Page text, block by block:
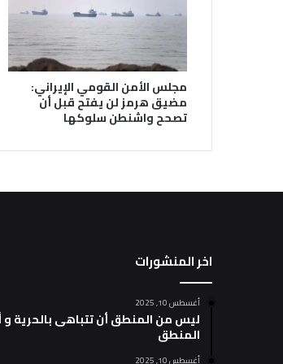
مجلس الأمن القومي الإيراني:
مضيق هرمز لن يفتح قبل أن
تصحح واشنطن سلوكها
اخر المنشورات
أغسطس 10, 2025
ليس من المنطق أن تتباهى بالحرية
المنطق
أغسطس 10, 2025